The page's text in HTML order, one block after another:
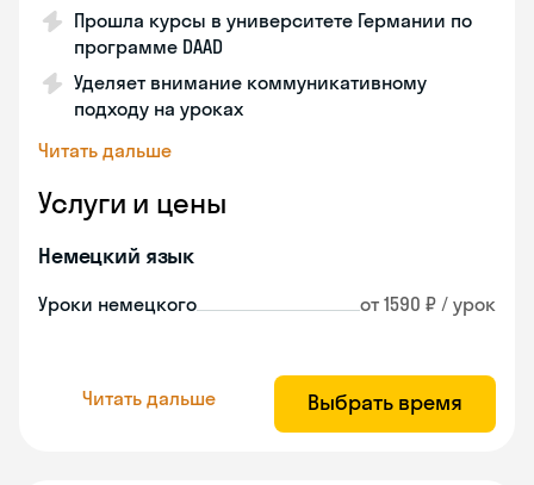
Прошла курсы в университете Германии по
программе DAAD
Уделяет внимание коммуникативному
подходу на уроках
Читать дальше
Услуги и цены
Немецкий язык
Уроки немецкого от 1590 ₽ / урок
Читать дальше Выбрать время